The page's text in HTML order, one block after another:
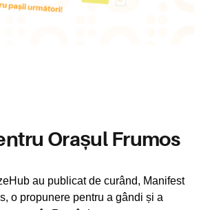
Orașul Frumos
au publicat de curând, Manifest
o propunere pentru a gândi și a